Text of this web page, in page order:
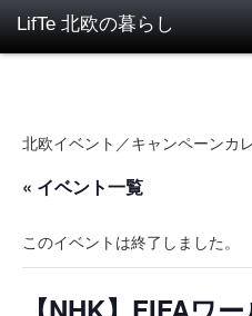
北欧イベント／キャンペーンカ
« イベント一覧
このイベントは終了しました。